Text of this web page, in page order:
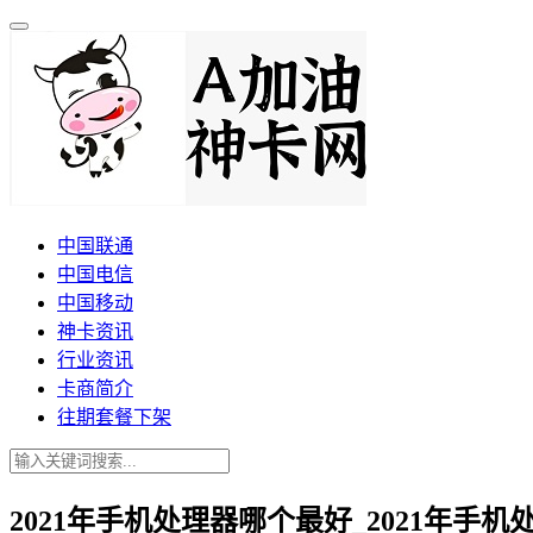
中国联通
中国电信
中国移动
神卡资讯
行业资讯
卡商简介
往期套餐下架
2021年手机处理器哪个最好_2021年手机